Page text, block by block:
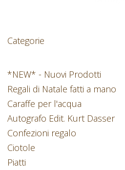
Categorie
*NEW* - Nuovi Prodotti
Regali di Natale fatti a mano
Caraffe per l'acqua
Autografo Edit. Kurt Dasser
Confezioni regalo
Ciotole
Piatti